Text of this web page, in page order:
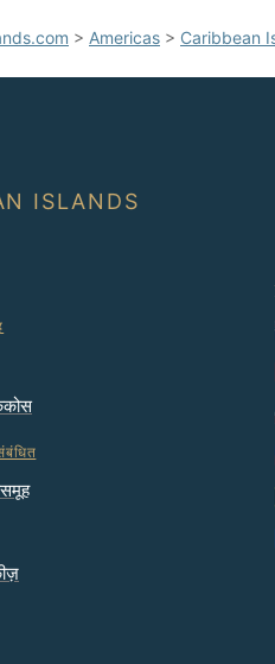
> Americas > Caribbean
ISLANDS